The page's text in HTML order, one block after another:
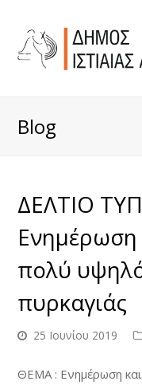
Blog
ΔΕΛΤΙΟ
Ενημέρωση
πολύ
πυρκαγιάς
25 Ιουνίου 2019
ΘΕΜΑ : Ενημέρωση